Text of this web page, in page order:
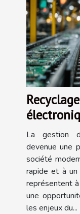
La gestion
devenue une
société
rapide et à un
représentent
une
les enjeux du...